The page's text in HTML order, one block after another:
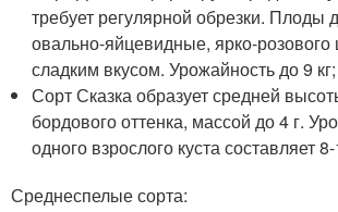
требует регулярной обрезки. Плоды
овально-яйцевидные, ярко-розового
сладким вкусом. Урожайность до 9 кг;
Сорт Сказка образует средней
бордового оттенка, массой до 4 г.
одного взрослого куста составляет 8-
Среднеспелые сорта: